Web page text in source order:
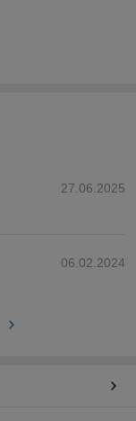
27.06.2025
06.02.2024